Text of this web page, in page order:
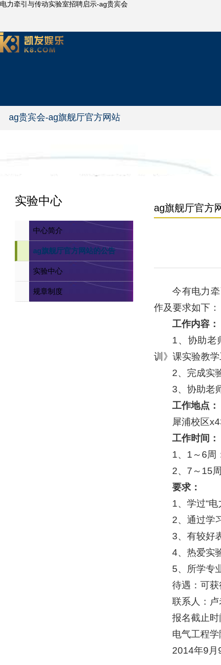
电力牵引与传动实验室招聘启示-ag贵宾会
ag贵宾会-ag旗舰厅官方网站
实验中心
中心简介
ag旗舰厅官方网站的公告
实验中心
规章制度
ag旗舰厅官方
今有电力
作及要求如下：
工作内容：
1、协助老
训》课实验教
2、完成实
3、协助老
工作地点：
犀浦校区
工作时间：
1、1～6周
2、7～15
要求：
1、学过“
2、通过学
3、有较好
4、热爱实
5、所学专
待遇：可
联系人：
报名截止
电气工程
2014年9月